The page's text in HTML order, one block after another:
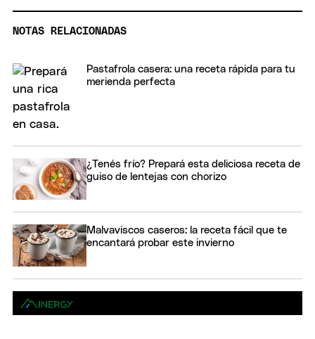
NOTAS RELACIONADAS
Pastafrola casera: una receta rápida para tu
merienda perfecta
¿Tenés frío? Prepará esta deliciosa receta de
guiso de lentejas con chorizo
Malvaviscos caseros: la receta fácil que te
encantará probar este invierno